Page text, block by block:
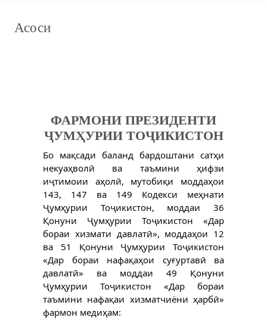
Асоси
ФАРМОНИ ПРЕЗИДЕНТИ
ҶУМҲУРИИ ТОҶИКИСТОН
Бо мақсади баланд бардоштани сатҳи
некуаҳволӣ ва таъмини ҳифзи
иҷтимоии аҳолӣ, мутобиқи моддаҳои
143, 147 ва 149 Кодекси меҳнати
Ҷумҳурии Тоҷикистон, моддаи 36
Қонуни Ҷумҳурии Тоҷикистон «Дар
бораи хизмати давлатӣ», моддаҳои 12
ва 51 Қонуни Ҷумҳурии Тоҷикистон
«Дар бораи нафақаҳои суғуртавӣ ва
давлатӣ» ва моддаи 49 Қонуни
Ҷумҳурии Тоҷикистон «Дар бораи
таъмини нафақаи хизматчиёни ҳарбӣ»
фармон медиҳам: